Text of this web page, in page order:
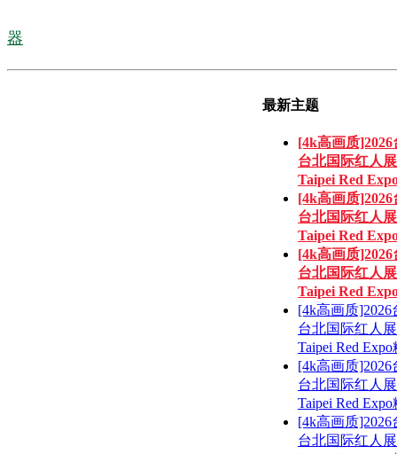
器
最新主题
[4k高画质]2026
台北国际红人展
Taipei Red
[4k高画质]2026
台北国际红人展
Taipei Red
[4k高画质]2026
台北国际红人展
Taipei Red
[4k高画质]2026
台北国际红人展
Taipei Red Expo
[4k高画质]2026
台北国际红人展
Taipei Red Expo
[4k高画质]2026
台北国际红人展